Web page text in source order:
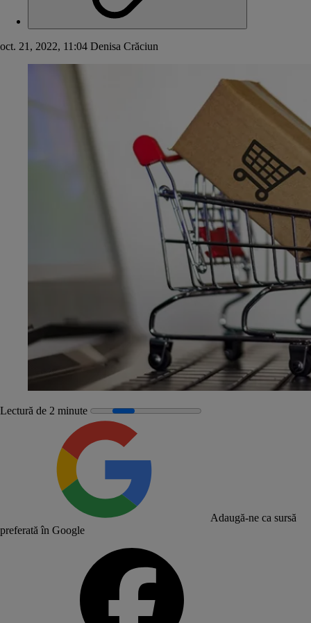
oct. 21, 2022, 11:04 Denisa Crăciun
Lectură de 2 minute
Adaugă-ne ca sursă
preferată în Google